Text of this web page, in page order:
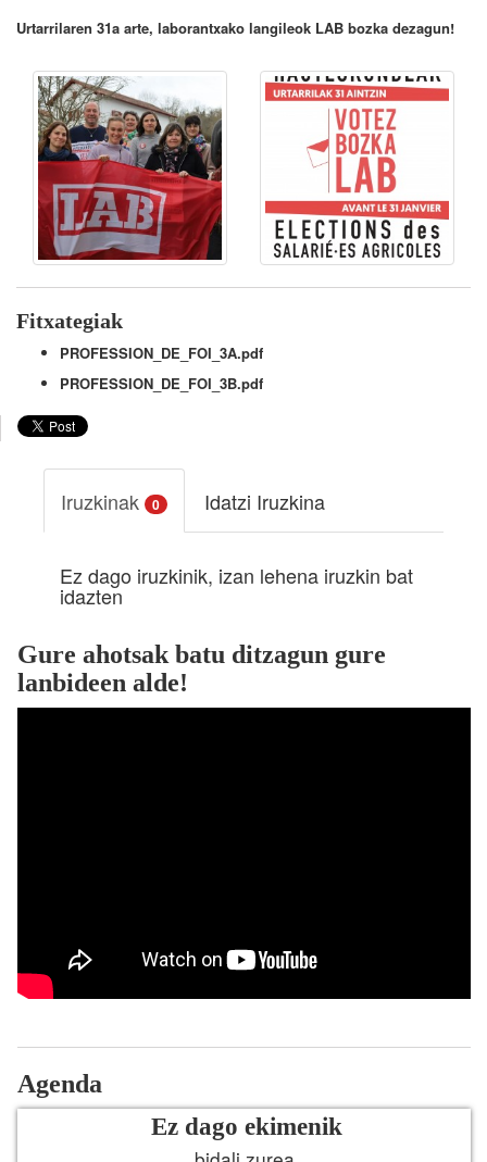
Urtarrilaren 31a arte, laborantxako langileok LAB bozka dezagun!
Fitxategiak
PROFESSION_DE_FOI_3A.pdf
PROFESSION_DE_FOI_3B.pdf
Iruzkinak 0 Idatzi Iruzkina
Ez dago iruzkinik, izan lehena iruzkin bat
idazten
Gure ahotsak batu ditzagun gure
lanbideen alde!
Agenda
Ez dago ekimenik